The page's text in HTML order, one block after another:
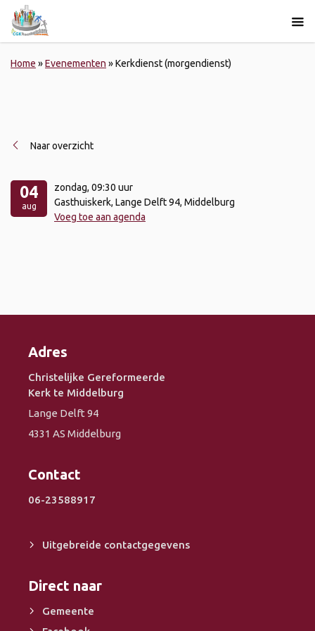
Home »Evenementen »Kerkdienst (morgendienst)
Naar overzicht
04
aug
zondag, 09:30 uur
Gasthuiskerk, Lange Delft 94, Middelburg
Voeg toe aan agenda
Adres
Christelijke Gereformeerde
Kerk te Middelburg
Lange Delft 94
4331 AS Middelburg
Contact
06-23588917
Uitgebreide contactgegevens
Direct naar
Gemeente